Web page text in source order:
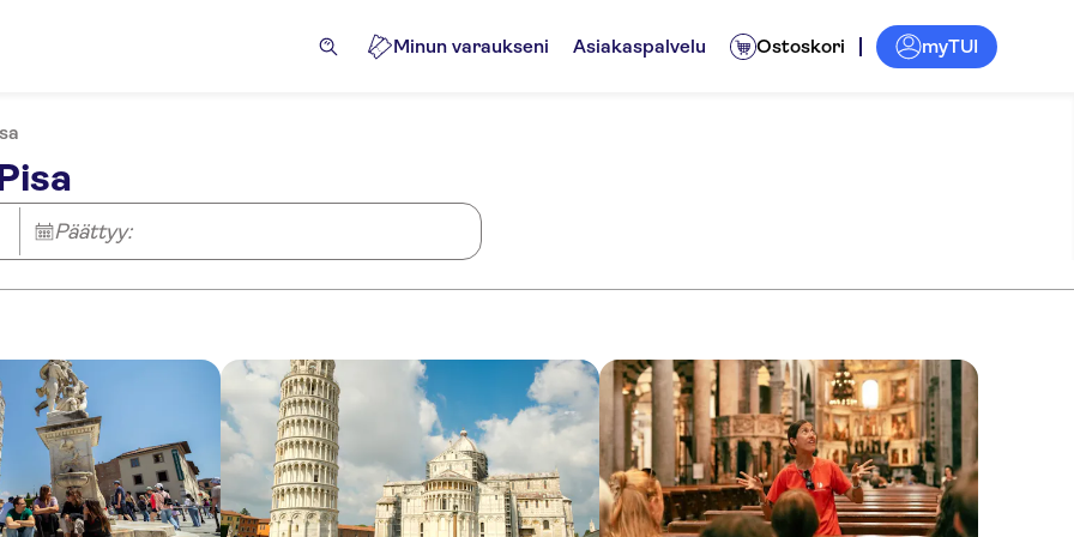
Minun varaukseni Asiakaspalvelu Ostoskori myTUI
Päättyy: